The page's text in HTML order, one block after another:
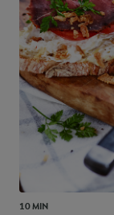
10 MIN